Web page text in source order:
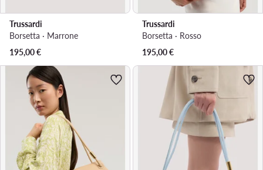
Trussardi
Borsetta · Marrone
195,00€
Trussardi
Borsetta · Rosso
195,00€